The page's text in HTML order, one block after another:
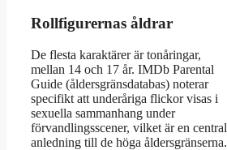
Rollfigurernas åldrar
De flesta karaktärer är tonåringar,
mellan 14 och 17 år. IMDb Parental
Guide (åldersgränsdatabas) noterar
specifikt att underåriga flickor visas i
sexuella sammanhang under
förvandlingsscener, vilket är en central
anledning till de höga åldersgränserna.